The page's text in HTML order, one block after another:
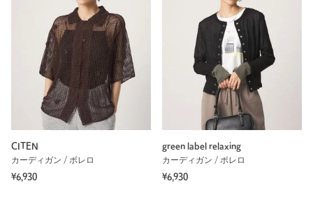
CITEN
カーディガン / ボレロ
¥6,930
green label relaxing
カーディガン / ボレロ
¥6,930